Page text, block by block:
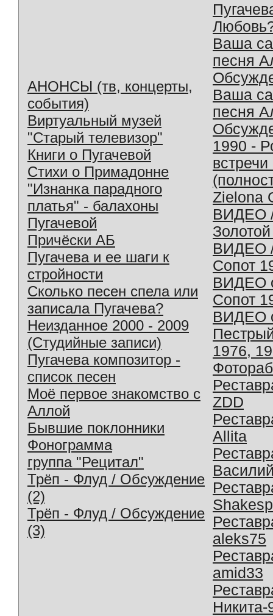
АНОНСЫ (тв, концерты,
события)
Виртуальный музей
"Старый телевизор"
Книги о Пугачевой
Стихи о Примадонне
"Изнанка парадного
платья" - балахоны
Пугачевой
Причёски АБ
Пугачева и ее шаги к
стройности
Сколько песен спела или
записала Пугачева?
Неизданное 2000 - 2009
(Студийные записи)
Пугачева композитор -
список песен
Моё первое знакомство с
Аллой
Бывшие поклонники
Фонограмма
группа "Рецитал"
Трёп - Флуд / Обсуждение
(2)
Трёп - Флуд / Обсуждение
(3)
Ваша
песня
Ваша
песня
1990 -
Zielona
ВИДЕО
ВИДЕО
Сопот
ВИДЕО
Сопот
ВИДЕО
1976,
ZDD
Allita
aleks75
amid33
Никита-